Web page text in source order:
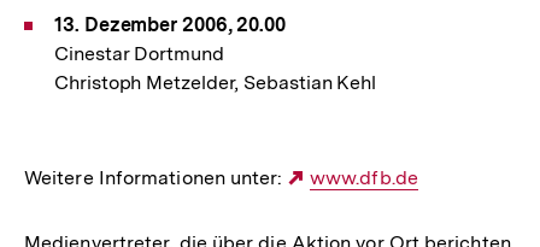
13. Dezember 2006, 20.00
Cinestar Dortmund
Christoph Metzelder, Sebastian Kehl
Weitere Informationen unter:
Externer
www.dfb.de